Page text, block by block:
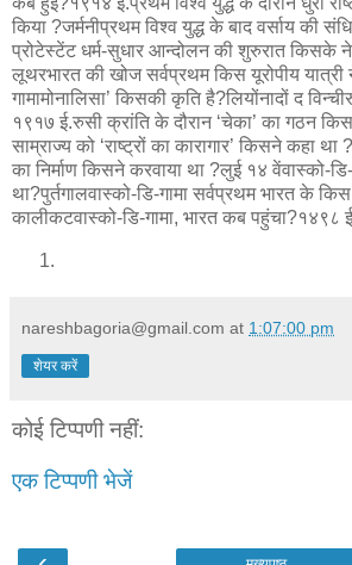
किया ?जर्मनीप्रथम विश्व युद्ध के बाद वर्साय की
प्रोटेस्टेंट धर्म-सुधार आन्दोलन की शुरुरात किसके
लूथरभारत की खोज सर्वप्रथम किस यूरोपीय यात्री
गामामोनालिसा’ किसकी कृति है?लियोंनादों द
१९१७ ई.रुसी क्रांति के दौरान ‘चेका’ का गठन
साम्राज्य को ‘राष्ट्रों का कारागार’ किसने कहा
का निर्माण किसने करवाया था ?लुई १४ वेंवास्को-डि-
था?पुर्तगालवास्को-डि-गामा सर्वप्रथम भारत के
कालीकटवास्को-डि-गामा, भारत कब पहुंचा?१४९८
nareshbagoria@gmail.com at 1:07:00 pm
शेयर करें
कोई टिप्पणी नहीं:
एक टिप्पणी भेजें